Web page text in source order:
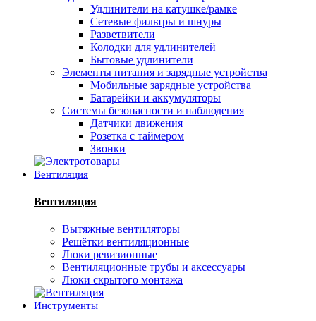
Удлинители на катушке/рамке
Сетевые фильтры и шнуры
Разветвители
Колодки для удлинителей
Бытовые удлинители
Элементы питания и зарядные устройства
Мобильные зарядные устройства
Батарейки и аккумуляторы
Системы безопасности и наблюдения
Датчики движения
Розетка с таймером
Звонки
Вентиляция
Вентиляция
Вытяжные вентиляторы
Решётки вентиляционные
Люки ревизионные
Вентиляционные трубы и аксессуары
Люки скрытого монтажа
Инструменты